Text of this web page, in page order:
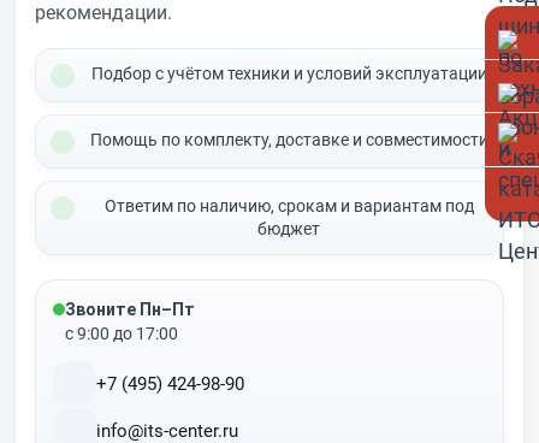
рекомендации.
Подбор с учётом техники и условий эксплуатации
Помощь по комплекту, доставке и совместимости
Ответим по наличию, срокам и вариантам под
бюджет
Звоните Пн–Пт
с 9:00 до 17:00
+7 (495) 424-98-90
info@its-center.ru